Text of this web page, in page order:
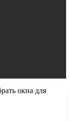
окна для